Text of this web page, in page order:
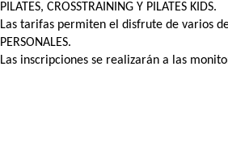
PILATES, CROSSTRAINING Y PILATES KIDS.
Las tarifas permiten el disfrute de varios
PERSONALES.
Las inscripciones se realizarán a las